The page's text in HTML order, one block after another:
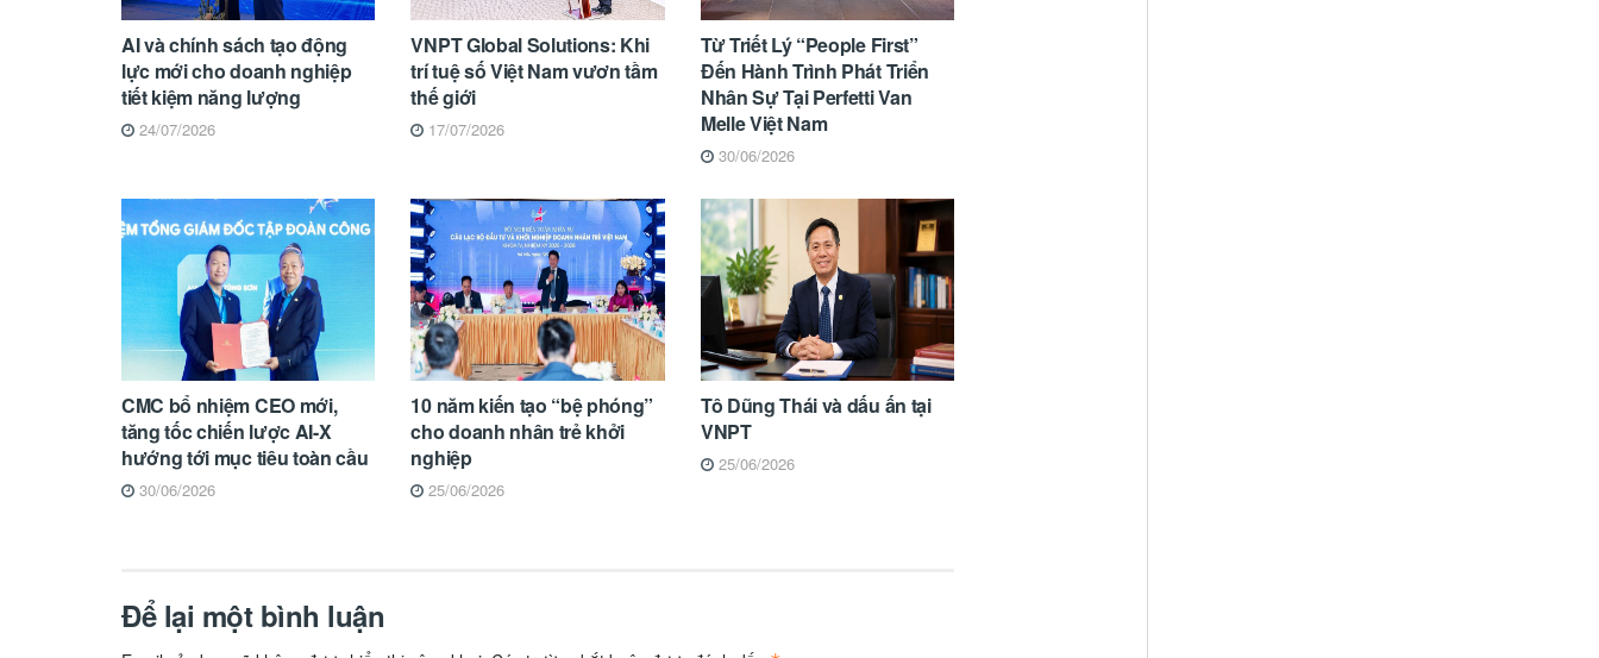
AI và chính sách tạo động
lực mới cho doanh nghiệp
tiết kiệm năng lượng
24/07/2026
VNPT Global Solutions: Khi
trí tuệ số Việt Nam vươn tầm
thế giới
17/07/2026
Từ Triết Lý “People First”
Đến Hành Trình Phát Triển
Nhân Sự Tại Perfetti Van
Melle Việt Nam
30/06/2026
CMC bổ nhiệm CEO mới,
tăng tốc chiến lược AI-X
hướng tới mục tiêu toàn cầu
30/06/2026
10 năm kiến tạo “bệ phóng”
cho doanh nhân trẻ khởi
nghiệp
25/06/2026
Tô Dũng Thái và dấu ấn tại
VNPT
25/06/2026
Để lại một bình luận